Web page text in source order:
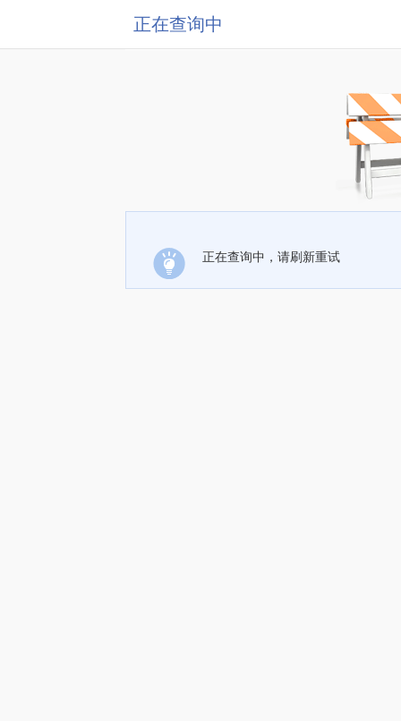
正在查询中
正在查询中，请刷新重试